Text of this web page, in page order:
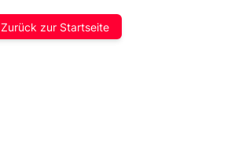
Zurück zur Startseite